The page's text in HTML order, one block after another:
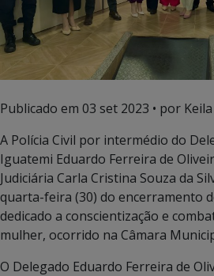
Publicado em 03 set 2023 • por
A Polícia Civil por intermédio do
Iguatemi Eduardo Ferreira de
Judiciária Carla Cristina Souza da
quarta-feira (30) do encerramento
dedicado a conscientização e
mulher, ocorrido na Câmara
O Delegado Eduardo Ferreira de